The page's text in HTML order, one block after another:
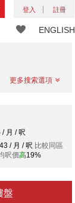
登入 註冊
ENGLISH
更多搜索選項
/ 月 / 呎
/ 月 / 呎 比較同區
呎價高19%
盤